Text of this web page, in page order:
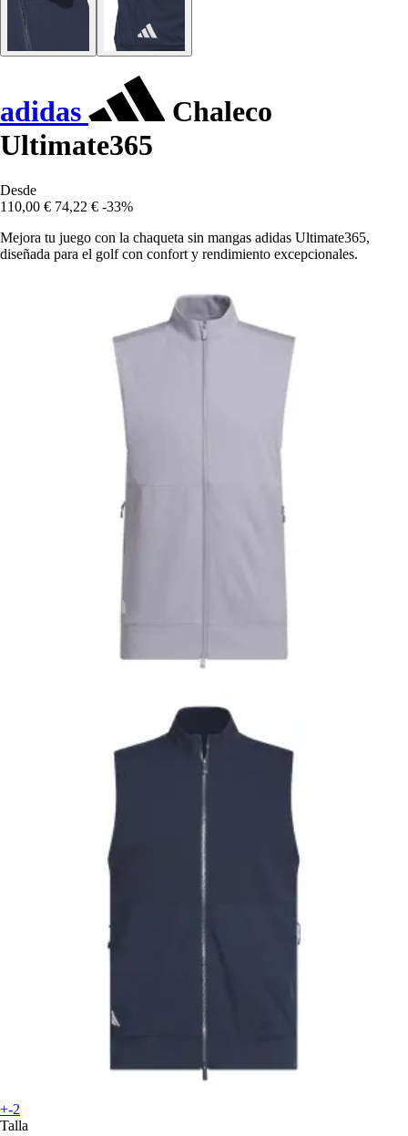
adidas
Chaleco
Ultimate365
Desde
110,00 € 74,22 € -33%
Mejora tu juego con la chaqueta sin mangas adidas Ultimate365,
diseñada para el golf con confort y rendimiento excepcionales.
+-2
Talla